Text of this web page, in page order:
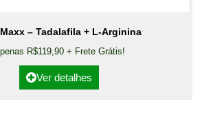
– Tadalafila + L-Arginina
R$119,90 + Frete Grátis!
Ver detalhes